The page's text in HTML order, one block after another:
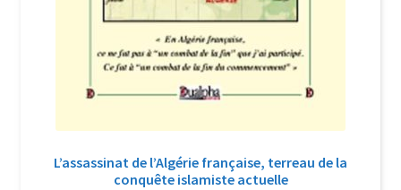
L’assassinat de l’Algérie française, terreau de la
conquête islamiste actuelle